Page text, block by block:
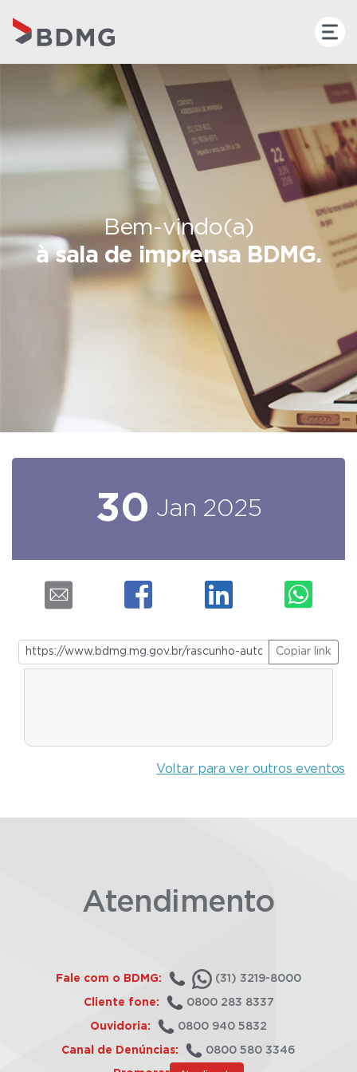
Bem-vindo(a)
à sala de imprensa BDMG.
30 Jan 2025
Copiar link
Voltar para ver outros eventos
Atendimento
Fale com o BDMG: (31) 3219-8000
Cliente fone: 0800 283 8337
Ouvidoria: 0800 940 5832
Canal de Denúncias: 0800 580 3346